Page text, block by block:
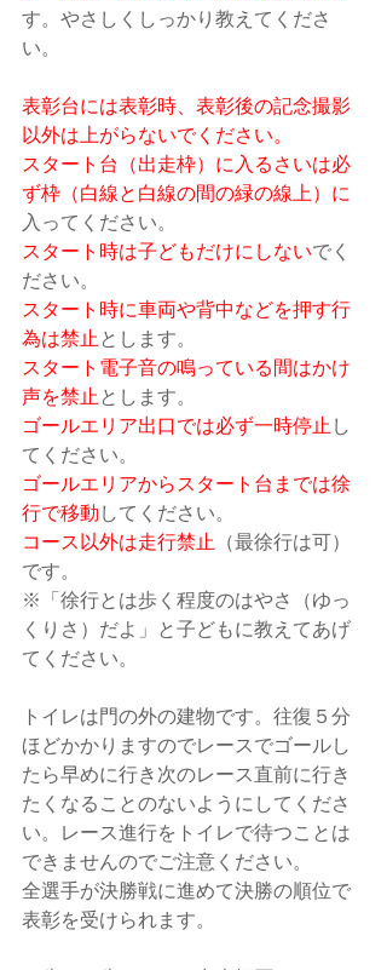
す。やさしくしっかり教えてくださ
い。
表彰台には表彰時、表彰後の記念撮影
以外は上がらないでください。
スタート台（出走枠）に入るさいは必
ず枠（白線と白線の間の緑の線上）に
入ってください。
スタート時は子どもだけにしないでく
ださい。
スタート時に車両や背中などを押す行
為は禁止とします。
スタート電子音の鳴っている間はかけ
声を禁止とします。
ゴールエリア出口では必ず一時停止し
てください。
ゴールエリアからスタート台までは徐
行で移動 してください。
コース以外は走行禁止 （最徐行は可）
です。
※「徐行とは歩く程度のはやさ（ゆっ
くりさ）だよ」と子どもに教えてあげ
てください。
トイレは門の外の建物です。往復５分
ほどかかりますのでレースでゴールし
たら早めに行き次のレース直前に行き
たくなることのないようにしてくださ
い。レース進行をトイレで待つことは
できませんのでご注意ください。
全選手が決勝戦に進めて決勝の順位で
表彰を受けられます。